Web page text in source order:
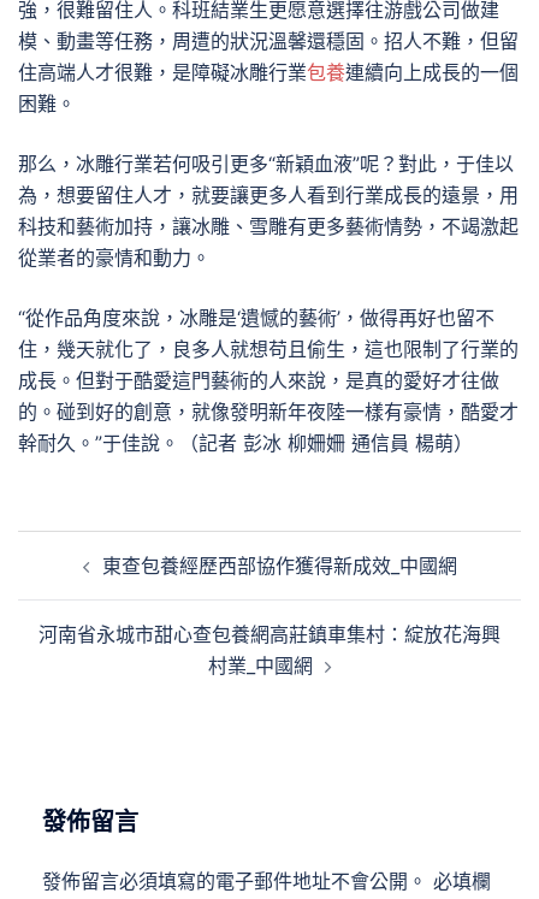
強，很難留住人。科班結業生更愿意選擇往游戲公司做建
模、動畫等任務，周遭的狀況溫馨還穩固。招人不難，但留
住高端人才很難，是障礙冰雕行業包養連續向上成長的一個
困難。
那么，冰雕行業若何吸引更多“新穎血液”呢？對此，于佳以
為，想要留住人才，就要讓更多人看到行業成長的遠景，用
科技和藝術加持，讓冰雕、雪雕有更多藝術情勢，不竭激起
從業者的豪情和動力。
“從作品角度來說，冰雕是‘遺憾的藝術’，做得再好也留不
住，幾天就化了，良多人就想苟且偷生，這也限制了行業的
成長。但對于酷愛這門藝術的人來說，是真的愛好才往做
的。碰到好的創意，就像發明新年夜陸一樣有豪情，酷愛才
幹耐久。”于佳說。（記者 彭冰 柳姍姍 通信員 楊萌）
覽
東查包養經歷西部協作獲得新成效_中國網
河南省永城市甜心查包養網高莊鎮車集村：綻放花海興
村業_中國網
發佈留言
發佈留言必須填寫的電子郵件地址不會公開。 必填欄